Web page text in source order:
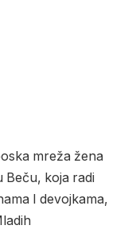
mreža žena
Beču, koja radi
I devojkama,